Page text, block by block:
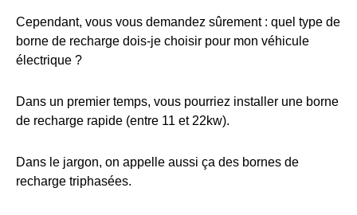
Cependant, vous vous demandez sûrement : quel type de
borne de recharge dois-je choisir pour mon véhicule
électrique ?
Dans un premier temps, vous pourriez installer une borne
de recharge rapide (entre 11 et 22kw).
Dans le jargon, on appelle aussi ça des bornes de
recharge triphasées.